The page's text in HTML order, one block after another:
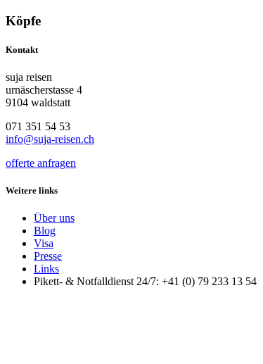
Köpfe
Kontakt
suja reisen
urnäscherstasse 4
9104 waldstatt
071 351 54 53
info@suja-reisen.ch
offerte anfragen
Weitere links
Über uns
Blog
Visa
Presse
Links
Pikett- & Notfalldienst 24/7: +41 (0) 79 233 13 54